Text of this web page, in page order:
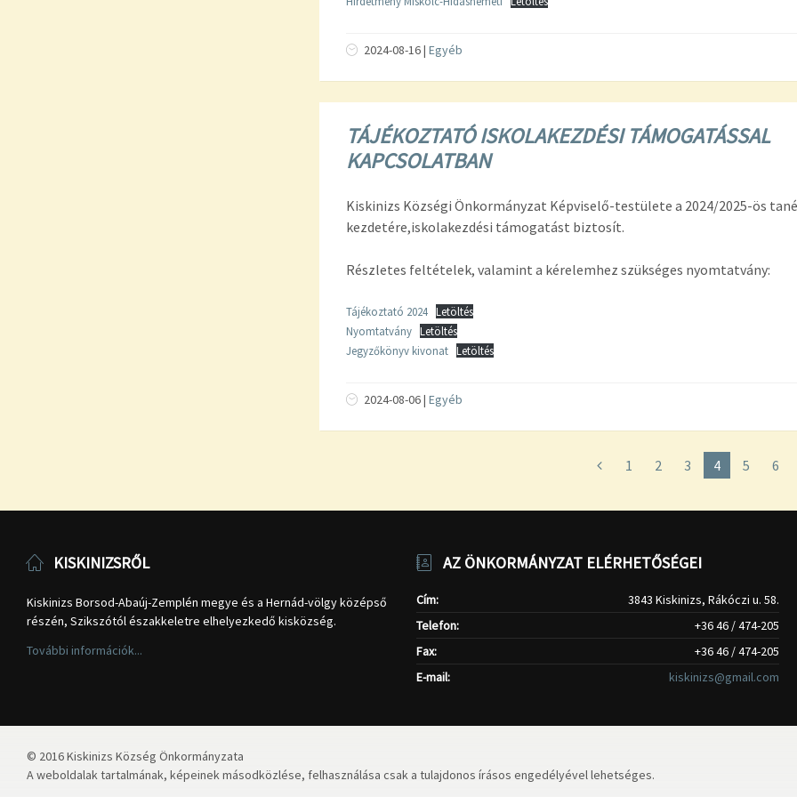
2024-08-16| Egyéb
TÁJÉKOZTATÓ ISKOLAKEZDÉSI TÁMOGATÁSSAL
KAPCSOLATBAN
Kiskinizs Községi Önkormányzat Képviselő-testülete a 2024/2025-ös
kezdetére,iskolakezdési támogatást biztosít.
Részletes feltételek, valamint a kérelemhez szükséges nyomtatvány:
Tájékoztató 2024 Letöltés
Nyomtatvány Letöltés
Jegyzőkönyv kivonat Letöltés
2024-08-06| Egyéb
1 2 3 4 5 6
KISKINIZSRŐL
Kiskinizs Borsod-Abaúj-Zemplén megye és a Hernád-völgy középső
részén, Szikszótól északkeletre elhelyezkedő kisközség.
További információk...
AZ ÖNKORMÁNYZAT ELÉRHETŐSÉGEI
Cím:
3843 Kiskinizs, Rákóczi u. 58.
Telefon:
+36 46 / 474-205
Fax:
+36 46 / 474-205
E-mail:
kiskinizs@gmail.com
© 2016 Kiskinizs Község Önkormányzata
A weboldalak tartalmának, képeinek másodközlése, felhasználása csak a tulajdonos írásos engedélyével lehetséges.